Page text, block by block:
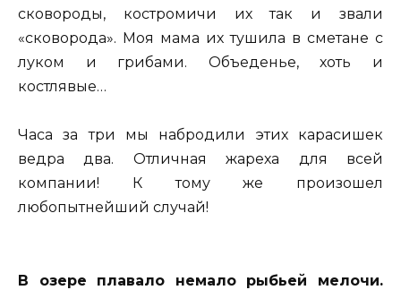
сковороды, костромичи их так и звали
«сковорода». Моя мама их тушила в сметане с
луком и грибами. Объеденье, хоть и
костлявые…
Часа за три мы набродили этих карасишек
ведра два. Отличная жареха для всей
компании! К тому же произошел
любопытнейший случай!
В озере плавало немало рыбьей мелочи.